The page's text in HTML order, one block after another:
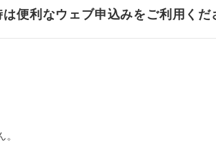
便利なウェブ申込みをご利用くだ
するホテルを指定したコースです。
とり様でバス席を2席利⽤できます。